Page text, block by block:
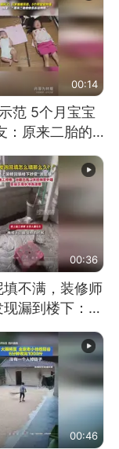
00:14
范 5个月宝宝
：原来二胎的
00:36
填不满，装修师
漏到楼下：出
00:46